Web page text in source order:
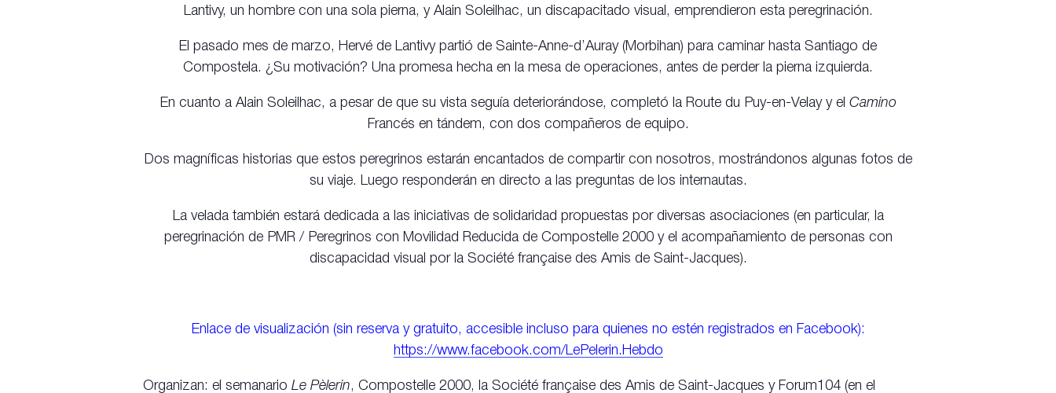
Lantivy, un hombre con una sola pierna, y Alain Soleilhac, un discapacitado visual, emprendieron esta peregrinación.
El pasado mes de marzo, Hervé de Lantivy partió de Sainte-Anne-d’Auray (Morbihan) para caminar hasta Santiago de
Compostela. ¿Su motivación? Una promesa hecha en la mesa de operaciones, antes de perder la pierna izquierda.
En cuanto a Alain Soleilhac, a pesar de que su vista seguía deteriorándose, completó la Route du Puy-en-Velay y el Camino
Francés en tándem, con dos compañeros de equipo.
Dos magníficas historias que estos peregrinos estarán encantados de compartir con nosotros, mostrándonos algunas fotos de
su viaje. Luego responderán en directo a las preguntas de los internautas.
La velada también estará dedicada a las iniciativas de solidaridad propuestas por diversas asociaciones (en particular, la
peregrinación de PMR / Peregrinos con Movilidad Reducida de Compostelle 2000 y el acompañamiento de personas con
discapacidad visual por la Société française des Amis de Saint-Jacques).
Enlace de visualización (sin reserva y gratuito, accesible incluso para quienes no estén registrados en Facebook):
https://www.facebook.com/LePelerin.Hebdo
Organizan: el semanario Le Pèlerin, Compostelle 2000, la Société française des Amis de Saint-Jacques y Forum104 (en el